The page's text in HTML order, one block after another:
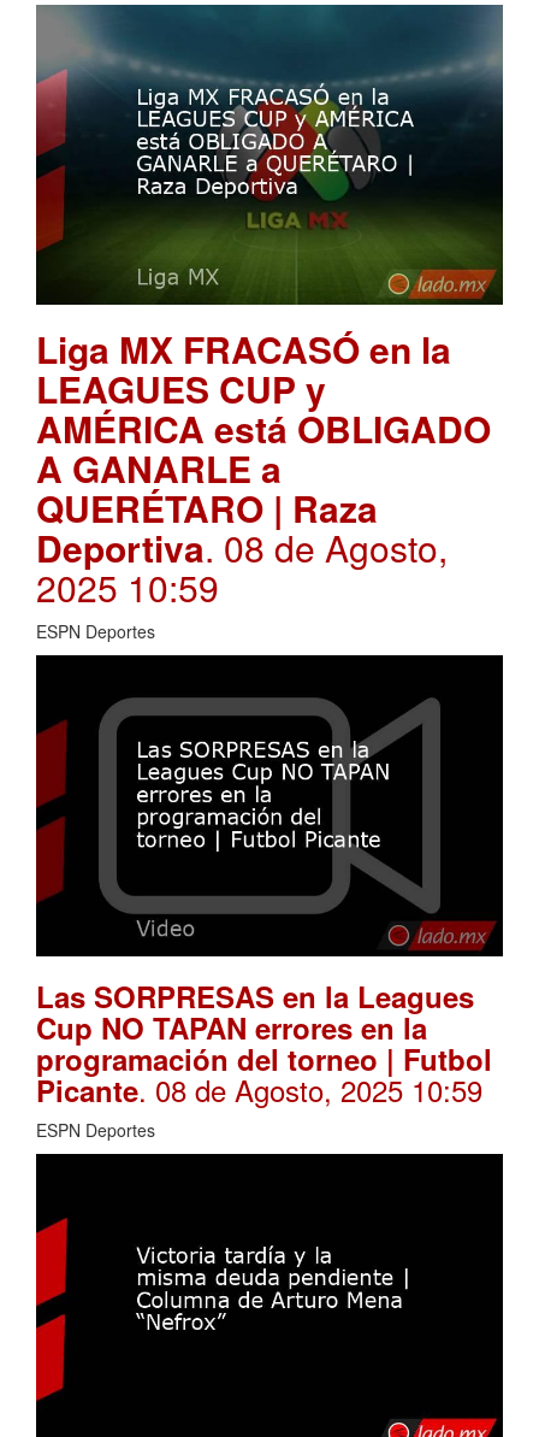
Liga MX FRACASÓ en la
LEAGUES CUP y
AMÉRICA está OBLIGADO
A GANARLE a
QUERÉTARO | Raza
Deportiva. 08 de Agosto,
2025 10:59
ESPN Deportes
Las SORPRESAS en la Leagues
Cup NO TAPAN errores en la
programación del torneo | Futbol
Picante. 08 de Agosto, 2025 10:59
ESPN Deportes